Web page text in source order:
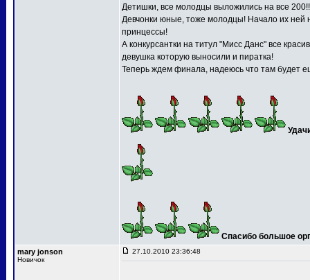
Детишки, все молодцы выложились на все
Девчонки юные, тоже молодцы! Начало их ней
принцессы!
А конкурсантки на титул "Мисс Данс" все
девушка которую выносили и пиратка!
Теперь ждем финала, надеюсь что там будет
Спасибо большое
mary jonson
Новичок
27.10.2010 23:36:48